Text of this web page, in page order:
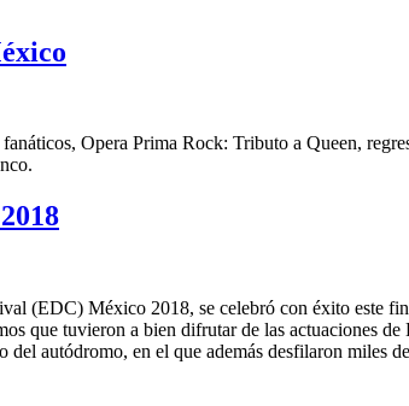
Opera Prima Rock: Tributo a Queen,
(EDC) México 2018, se celebró con éxito este
que tuvieron a bien difrutar de las actuaciones
autódromo, en el que además desfilaron miles